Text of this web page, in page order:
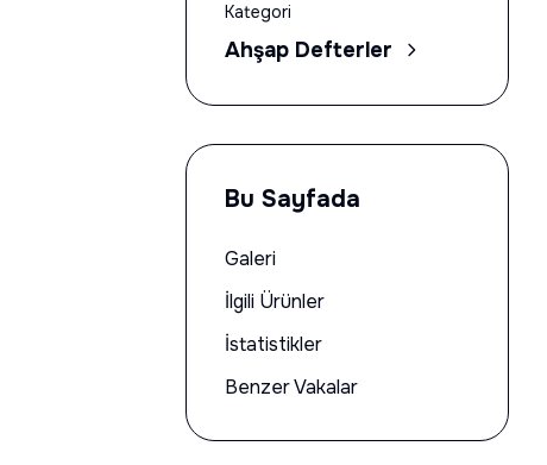
Kategori
Ahşap Defterler
Bu Sayfada
Galeri
İlgili Ürünler
İstatistikler
Benzer Vakalar